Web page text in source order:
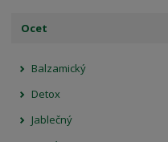
Ocet
Balzamický
Detox
Jablečný